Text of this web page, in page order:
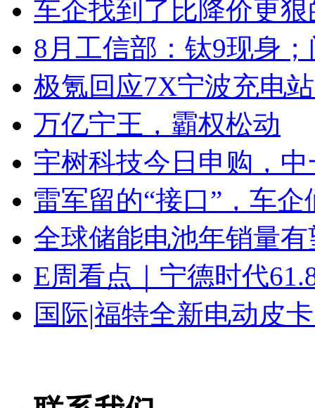
车企找到了比降价更
8月工信部：钛9现身
极氪回应7X宁波充电
万亿宁王，霸权松动
宇树科技今日申购，
雷军留的“接口”，车
全球储能电池年销量
E周看点｜宁德时代
国际|福特全新电动皮